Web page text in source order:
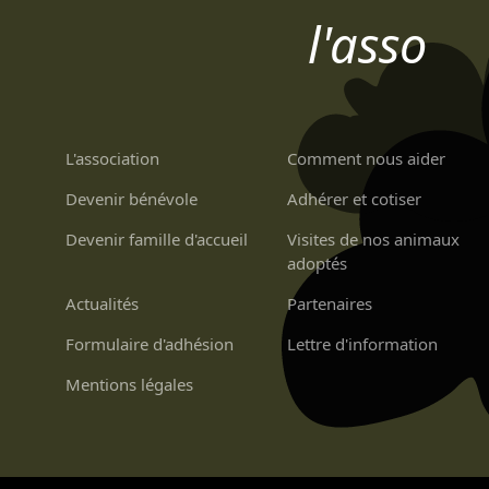
l'asso
L'association
Comment nous aider
Devenir bénévole
Adhérer et cotiser
Devenir famille d'accueil
Visites de nos animaux
adoptés
Actualités
Partenaires
Formulaire d'adhésion
Lettre d'information
Mentions légales